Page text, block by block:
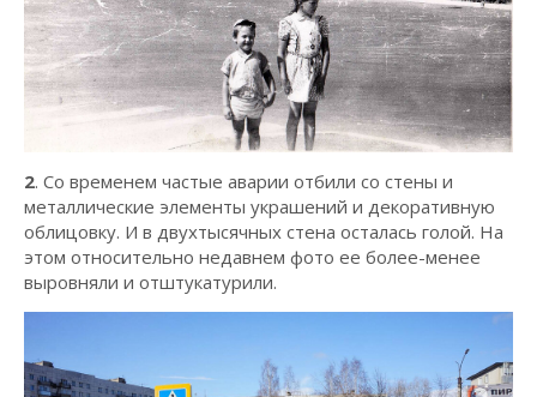
2. Со временем частые аварии отбили со стены и
металлические элементы украшений и декоративную
облицовку. И в двухтысячных стена осталась голой. На
этом относительно недавнем фото ее более-менее
выровняли и отштукатурили.